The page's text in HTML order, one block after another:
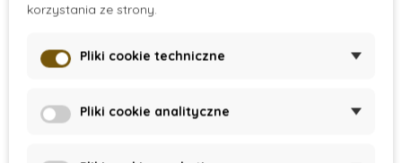
Zabawki do 6 miesiąca
Detoa
Duhová kočka
Educo
Grafix
korzystania ze strony.
Pliki cookie techniczne
Pliki cookie analityczne